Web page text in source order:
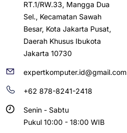
RT.1/RW.33, Mangga Dua
Sel., Kecamatan Sawah
Besar, Kota Jakarta Pusat,
Daerah Khusus Ibukota
Jakarta 10730
expertkomputer.id@gmail.com
+62 878-8241-2418
Senin - Sabtu
Pukul 10:00 - 18:00 WIB